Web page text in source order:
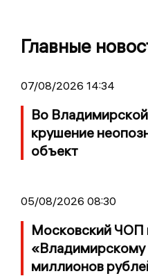
Главные
07/08/2026 14:34
Во
крушение
объект
05/08/2026 08:30
Московский ЧОП
«Владимирскому
миллионов